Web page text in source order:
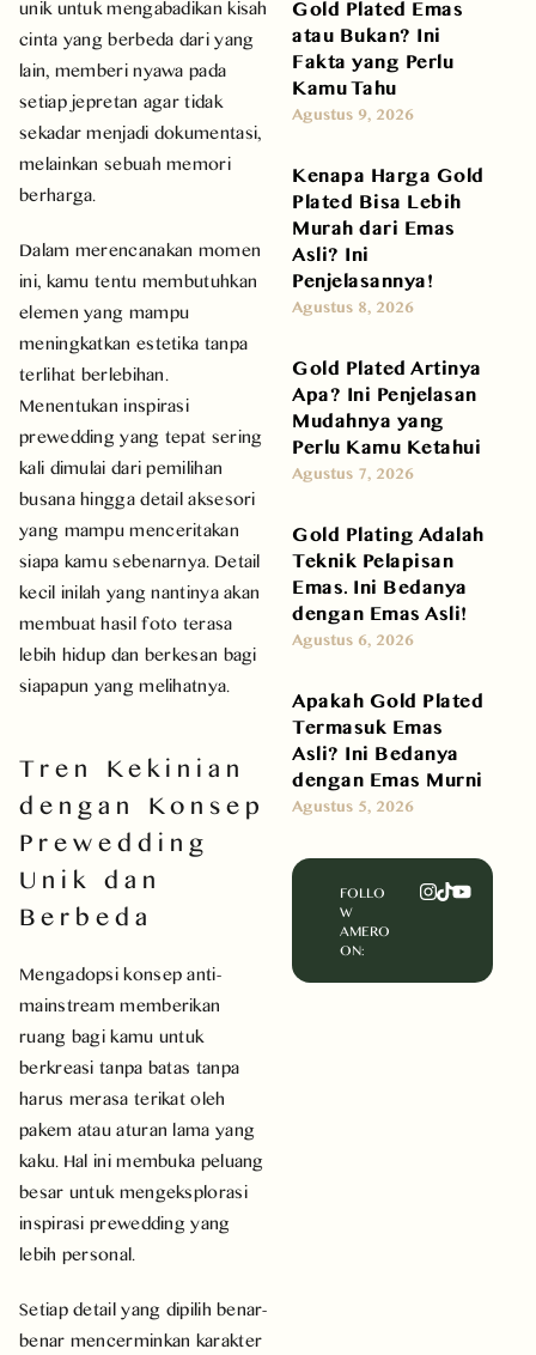
unik untuk mengabadikan kisah
cinta yang berbeda dari yang
lain, memberi nyawa pada
setiap jepretan agar tidak
sekadar menjadi dokumentasi,
melainkan sebuah memori
berharga.
Dalam merencanakan momen
ini, kamu tentu membutuhkan
elemen yang mampu
meningkatkan estetika tanpa
terlihat berlebihan.
Menentukan inspirasi
prewedding yang tepat sering
kali dimulai dari pemilihan
busana hingga detail aksesori
yang mampu menceritakan
siapa kamu sebenarnya. Detail
kecil inilah yang nantinya akan
membuat hasil foto terasa
lebih hidup dan berkesan bagi
siapapun yang melihatnya.
Tren Kekinian
dengan Konsep
Prewedding
Unik dan
Berbeda
Mengadopsi konsep anti-
mainstream memberikan
ruang bagi kamu untuk
berkreasi tanpa batas tanpa
harus merasa terikat oleh
pakem atau aturan lama yang
kaku. Hal ini membuka peluang
besar untuk mengeksplorasi
inspirasi prewedding yang
lebih personal.
Setiap detail yang dipilih benar-
benar mencerminkan karakter
Gold Plated Emas
atau Bukan? Ini
Fakta yang Perlu
Kamu Tahu
Agustus 9, 2026
Kenapa Harga Gold
Plated Bisa Lebih
Murah dari Emas
Asli? Ini
Penjelasannya!
Agustus 8, 2026
Gold Plated Artinya
Apa? Ini Penjelasan
Mudahnya yang
Perlu Kamu Ketahui
Agustus 7, 2026
Gold Plating Adalah
Teknik Pelapisan
Emas. Ini Bedanya
dengan Emas Asli!
Agustus 6, 2026
Apakah Gold Plated
Termasuk Emas
Asli? Ini Bedanya
dengan Emas Murni
Agustus 5, 2026
FOLLO
W
AMERO
ON: